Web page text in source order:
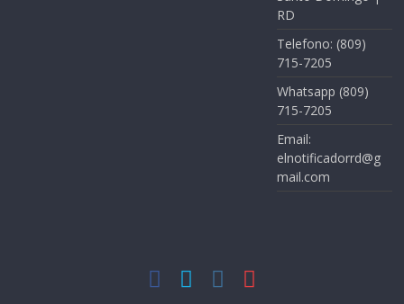
RD
Telefono: (809)
715-7205
Whatsapp (809)
715-7205
Email:
elnotificadorrd@g
mail.com